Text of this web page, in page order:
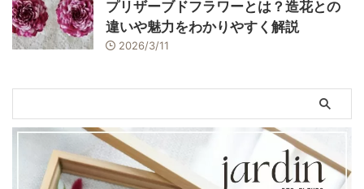
プリザーブドフラワーとは？造花との
違いや魅力をわかりやすく解説
2026/3/11